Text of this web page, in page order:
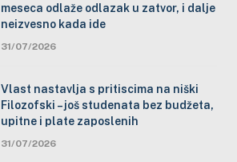
meseca odlaže odlazak u zatvor, i dalje
neizvesno kada ide
31/07/2026
Vlast nastavlja s pritiscima na niški
Filozofski – još studenata bez budžeta,
upitne i plate zaposlenih
31/07/2026